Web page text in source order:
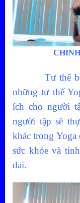
Tư thế bồ
những tư thế
ích cho người
người tập sẽ
khác trong
sức khỏe và
dai.